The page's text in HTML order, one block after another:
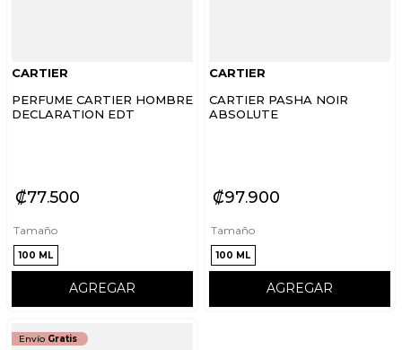
CARTIER
PERFUME CARTIER HOMBRE
DECLARATION EDT
₡77500
Tamaño
100 ML
AGREGAR
CARTIER
CARTIER PASHA NOIR
ABSOLUTE
₡97900
Tamaño
100 ML
AGREGAR
Envío Gratis